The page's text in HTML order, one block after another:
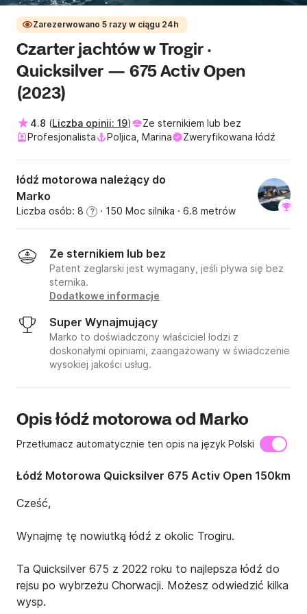
Zarezerwowano 5 razy w ciągu 24h
Czarter jachtów w Trogir ·
Quicksilver — 675 Activ Open
(2023)
4.8 (Liczba opinii: 19)
Ze sternikiem lub bez
Profesjonalista
Poljica, Marina Zweryfikowana łódź
łódź motorowa należący do
Marko
Liczba osób: 8 ? · 150 Moc silnika · 6.8 metrów
Ze sternikiem lub bez
Patent żeglarski jest wymagany, jeśli pływa się bez
sternika.
Dodatkowe informacje
Super Wynajmujący
Marko to doświadczony właściciel łodzi z
doskonałymi opiniami, zaangażowany w świadczenie
wysokiej jakości usług.
Opis łódź motorowa od Marko
Przetłumacz automatycznie ten opis na język Polski
Łódź Motorowa Quicksilver 675 Activ Open 150km
Cześć,
Wynajmę tę nowiutką łódź z okolic Trogiru.
Ta Quicksilver 675 z 2022 roku to najlepsza łódź do
rejsu po wybrzeżu Chorwacji. Możesz odwiedzić kilka
wysp.